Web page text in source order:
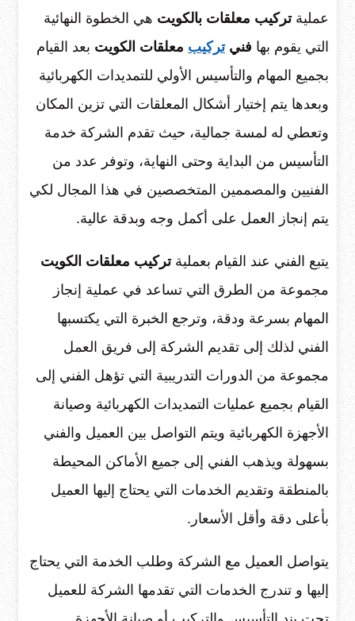
عمليةتركيب معلقات بالكويت هي الخطوة النهائية
التي يقوم بها فنيتركيب معلقات الكويت بعد القيام
بجميع المهام والتأسيس الأولي للتمديدات الكهربائية
وبعدها يتم إختيار أشكال المعلقات التي تزين المكان
وتعطي له لمسة جمالية، حيث تقدم الشركة خدمة
التأسيس من البداية وحتى النهاية، وتوفر عدد من
الفنيين والمصممين المتخصصين في هذا المجال لكي
يتم إنجاز العمل على أكمل وجه وبدقة عالية.
يتبع الفني عند القيام بعمليةتركيب معلقات الكويت
مجموعة من الطرق التي تساعد في عملية إنجاز
المهام بسرعة ودقة، وترجع الخبرة التي يكتسبها
الفني لذلك إلى تقديم الشركة إلى فريق العمل
مجموعة من الدورات التدريبية التي تؤهل الفني إلى
القيام بجميع عمليات التمديدات الكهربائية وصيانة
الأجهزة الكهربائية ويتم التواصل بين العميل والفني
بسهولة ويذهب الفني إلى جميع الأماكن المحيطة
بالمنطقة وتقديم الخدمات التي يحتاج إليها العميل
بأعلى دقة وأقل الأسعار.
يتواصل العميل مع الشركة وطلب الخدمة التي يحتاج
إليها و تندرج الخدمات التي تقدمها الشركة للعميل